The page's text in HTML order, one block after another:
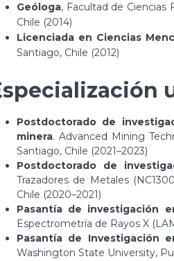
Geóloga, Facultad de Ciencias
Chile (2014)
Licenciada en Ciencias
Santiago, Chile (2012)
Postdoctorado de
minera. Advanced Mining
Santiago, Chile (2021–2023)
Postdoctorado de
Trazadores de Metales
Chile (2020–2021)
Pasantía de investigación
Espectrometría de Rayos X
Pasantía de Investigación
Washington State University,